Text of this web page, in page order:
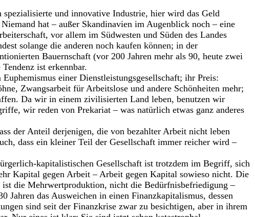
und innovative Industrie, hier wird das Geld
hat – außer Skandinavien im Augenblick noch – eine
vor allem im Südwesten und Süden des Landes
solange die anderen noch kaufen können; in der
Bauernschaft (vor 200 Jahren mehr als 90, heute zwei
ist erkennbar.
einer Dienstleistungsgesellschaft; ihr Preis:
Zwangsarbeit für Arbeitslose und andere Schönheiten mehr;
Da wir in einem zivilisierten Land leben, benutzen wir
wir reden von Prekariat – was natürlich etwas ganz anderes
der Anteil derjenigen, die von bezahlter Arbeit nicht leben
dass ein kleiner Teil der Gesellschaft immer reicher wird –
kapitalistischen Gesellschaft ist trotzdem im Begriff, sich
Kapital gegen Arbeit – Arbeit gegen Kapital sowieso nicht. Die
die Mehrwertproduktion, nicht die Bedürfnisbefriedigung –
Jahren das Ausweichen in einen Finanzkapitalismus, dessen
sind seit der Finanzkrise zwar zu besichtigen, aber in ihrem